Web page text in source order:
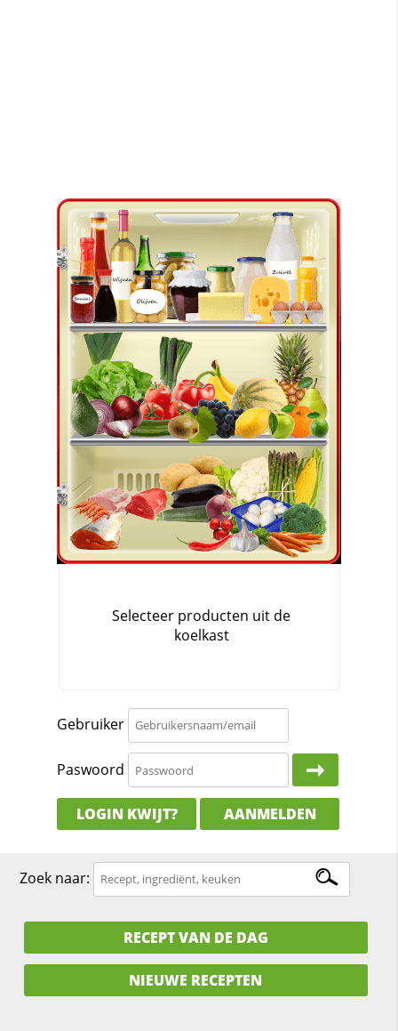
Gebruiker
Paswoord
LOGIN KWIJT? AANMELDEN
Zoek naar:
RECEPT VAN DE DAG
NIEUWE RECEPTEN